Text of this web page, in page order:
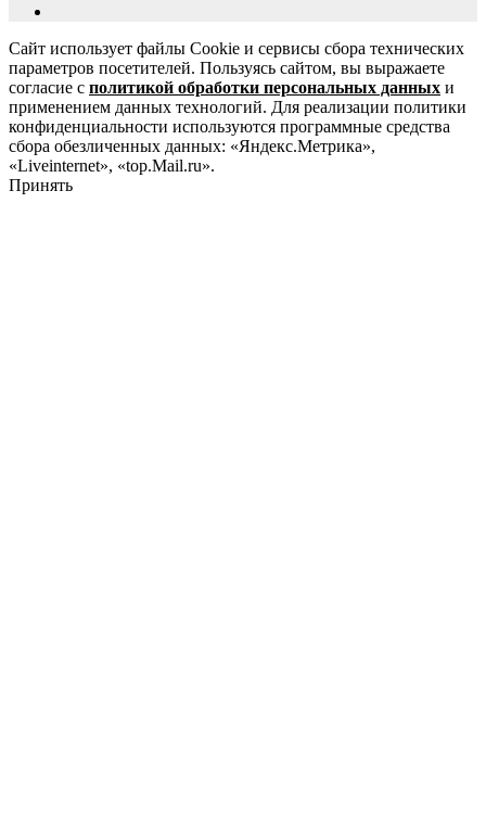
Сайт использует файлы Cookie и сервисы сбора технических
параметров посетителей. Пользуясь сайтом, вы выражаете
согласие с политикой обработки персональных данных и
применением данных технологий. Для реализации политики
конфиденциальности используются программные средства
сбора обезличенных данных: «Яндекс.Метрика»,
«Liveinternet», «top.Mail.ru».
Принять